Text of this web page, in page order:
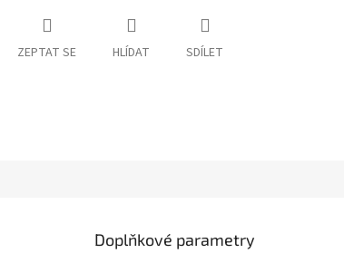
ZEPTAT SE HLÍDAT SDÍLET
Doplňkové parametry